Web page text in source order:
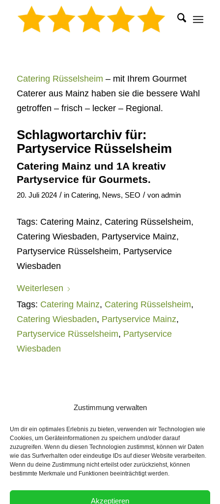
Zustimmung verwalten
Um dir ein optimales Erlebnis zu bieten, verwenden wir Technologien wie
Cookies, um Geräteinformationen zu speichern und/oder darauf
zuzugreifen. Wenn du diesen Technologien zustimmst, können wir Daten
wie das Surfverhalten oder eindeutige IDs auf dieser Website verarbeiten.
Wenn du deine Zustimmung nicht erteilst oder zurückziehst, können
bestimmte Merkmale und Funktionen beeinträchtigt werden.
Akzeptieren
Catering Rüsselsheim – mit Ihrem Gourmet
Caterer aus Mainz haben sie die bessere Wahl
getroffen – frisch – lecker – Regional.
Schlagwortarchiv für:
Partyservice Rüsselsheim
Catering Mainz und 1A kreativ
Partyservice für Gourmets.
20. Juli 2024 / in Catering, News, SEO / von admin
Tags: Catering Mainz, Catering Rüsselsheim,
Catering Wiesbaden, Partyservice Mainz,
Partyservice Rüsselsheim, Partyservice
Wiesbaden
Weiterlesen
Tags: Catering Mainz, Catering Rüsselsheim,
Catering Wiesbaden, Partyservice Mainz,
Partyservice Rüsselsheim, Partyservice
Wiesbaden
Kunden
Unsere Kunden erhalten eine exzellente
persönliche Aufmerksamkeit.